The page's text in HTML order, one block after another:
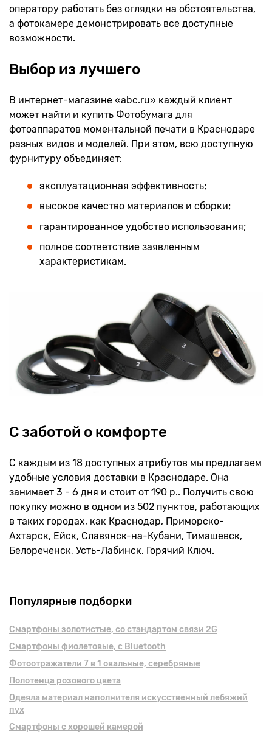
оператору работать без оглядки на обстоятельства,
а фотокамере демонстрировать все доступные
возможности.
Выбор из лучшего
В интернет-магазине «abc.ru» каждый клиент
может найти и купить Фотобумага для
фотоаппаратов моментальной печати в Краснодаре
разных видов и моделей. При этом, всю доступную
фурнитуру объединяет:
эксплуатационная эффективность;
высокое качество материалов и сборки;
гарантированное удобство использования;
полное соответствие заявленным
характеристикам.
С заботой о комфорте
С каждым из 18 доступных атрибутов мы предлагаем
удобные условия доставки в Краснодаре. Она
занимает 3 - 6 дня и стоит от 190 р.. Получить свою
покупку можно в одном из 502 пунктов, работающих
в таких городах, как Краснодар, Приморско-
Ахтарск, Ейск, Славянск-на-Кубани, Тимашевск,
Белореченск, Усть-Лабинск, Горячий Ключ.
Популярные подборки
Смартфоны золотистые, cо стандартом связи 2G
Смартфоны фиолетовые, с Bluetooth
Фотоотражатели 7 в 1 овальные, серебряные
Полотенца розового цвета
Одеяла материал наполнителя искусственный лебяжий
пух
Смартфоны с хорошей камерой